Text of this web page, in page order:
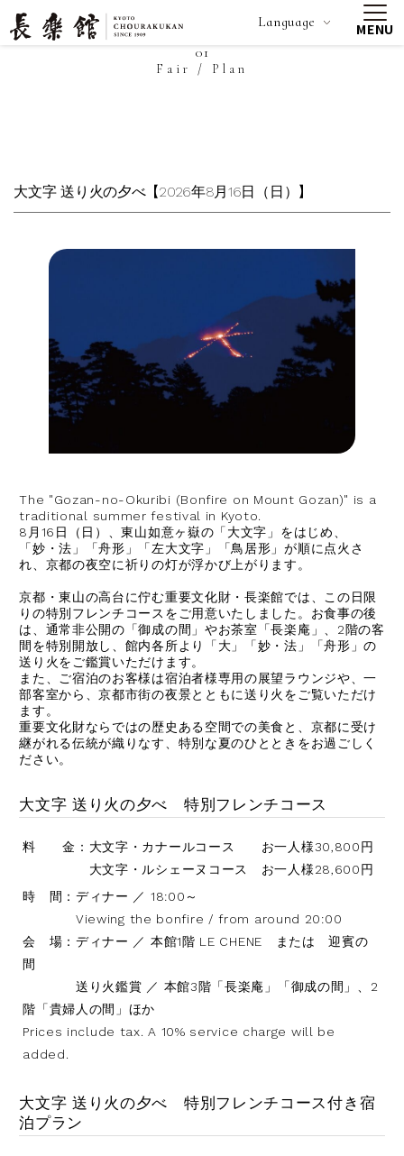
Language
MENU
01
Fair / Plan
大文字 送り火の夕べ【2026年8月16日（日）】
The "Gozan-no-Okuribi (Bonfire on Mount Gozan)" is a
traditional summer festival in Kyoto.
8月16日（日）、東山如意ヶ嶽の「大文字」をはじめ、
「妙・法」「舟形」「左大文字」「鳥居形」が順に点火さ
れ、京都の夜空に祈りの灯が浮かび上がります。
京都・東山の高台に佇む重要文化財・長楽館では、この日限
りの特別フレンチコースをご用意いたしました。お食事の後
は、通常非公開の「御成の間」やお茶室「長楽庵」、2階の客
間を特別開放し、館内各所より「大」「妙・法」「舟形」の
送り火をご鑑賞いただけます。
また、ご宿泊のお客様は宿泊者様専用の展望ラウンジや、一
部客室から、京都市街の夜景とともに送り火をご覧いただけ
ます。
重要文化財ならではの歴史ある空間での美食と、京都に受け
継がれる伝統が織りなす、特別な夏のひとときをお過ごしく
ださい。
大文字 送り火の夕べ 特別フレンチコース
料 金：大文字・カナールコース お一人様30,800円
大文字・ルシェーヌコース お一人様28,600円
時 間：ディナー ／ 18:00～
Viewing the bonfire / from around 20:00
会 場：ディナー ／ 本館1階 LE CHENE または 迎賓の
間
送り火鑑賞 ／ 本館3階「長楽庵」「御成の間」、2
階「貴婦人の間」ほか
Prices include tax. A 10% service charge will be
added.
大文字 送り火の夕べ 特別フレンチコース付き宿
泊プラン